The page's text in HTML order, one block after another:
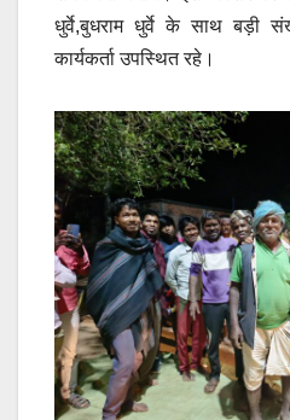
धुर्वे,बुधराम धुर्वे के साथ बड़ी
कार्यकर्ता उपस्थित रहे।